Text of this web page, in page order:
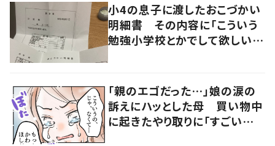
小4の息子に渡したおこづかい
明細書 その内容に「こういう
勉強小学校とかでして欲しい」
「親のエゴだった…」娘の涙の
訴えにハッとした母 買い物中
に起きたやり取りに「すごい分